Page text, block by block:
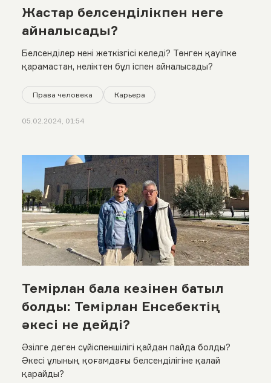
Жастар белсенділікпен неге
айналысады?
Белсенділер нені жеткізгісі келеді? Төнген қауіпке
қарамастан, неліктен бұл іспен айналысады?
Права человека Карьера
05.02.2024, 01:54
Темірлан бала кезінен батыл
болды: Темірлан Енсебектің
әкесі не дейді?
Әзілге деген сүйіспеншілігі қайдан пайда болды?
Әкесі ұлының қоғамдағы белсенділігіне қалай
қарайды?